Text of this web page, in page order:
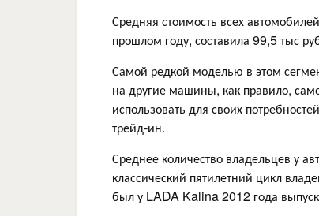
Средняя стоимость всех
прошлом году, составила 99,5 тыс
Самой редкой моделью в этом
на другие машины, как правило,
использовать для своих
трейд-ин.
Среднее количество владельцев у
классический пятилетний цикл
был у LADA Kalina 2012 года